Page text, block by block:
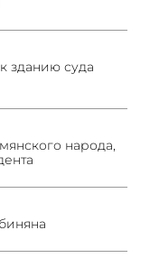
зданию суда
народа,